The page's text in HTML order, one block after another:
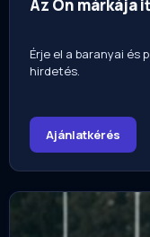
Az Ön márkája
Érje el a baranyai
hirdetés.
Ajánlatkérés